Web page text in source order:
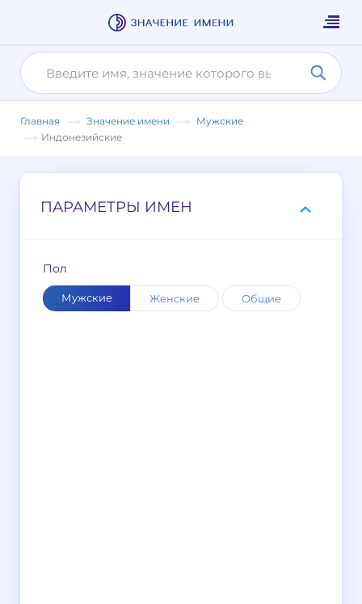
Главная Значение имени
Мужские
Индонезийские
ПАРАМЕТРЫ ИМЕН
Пол
Мужские Женские Общие